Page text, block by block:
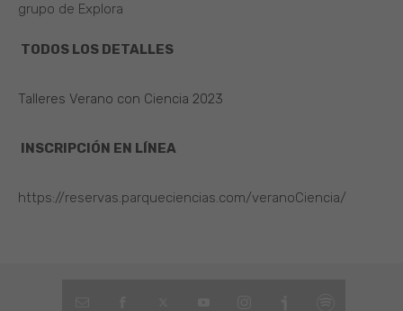
grupo de Explora
TODOS LOS DETALLES
Talleres Verano con Ciencia 2023
INSCRIPCIÓN EN LÍNEA
https://reservas.parqueciencias.com/veranoCiencia/